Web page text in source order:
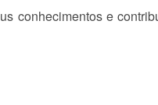
conhecimentos e